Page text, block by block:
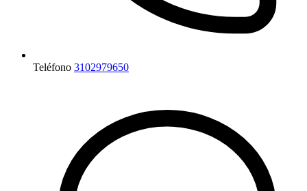
Teléfono 3102979650